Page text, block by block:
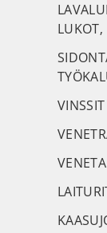
LUKOT,
VINSSIT